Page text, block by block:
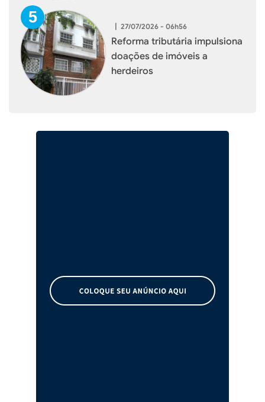
| 27/07/2026 - 06h56
Reforma tributária impulsiona
doações de imóveis a
herdeiros